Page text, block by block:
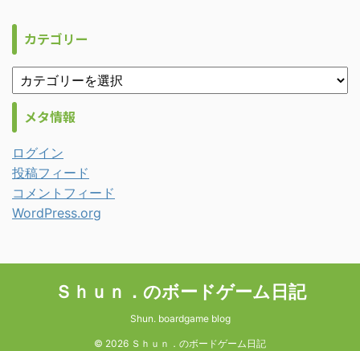
カテゴリー
メタ情報
ログイン
投稿フィード
コメントフィード
WordPress.org
Ｓｈｕｎ．のボードゲーム日記
Shun. boardgame blog
© 2026 Ｓｈｕｎ．のボードゲーム日記